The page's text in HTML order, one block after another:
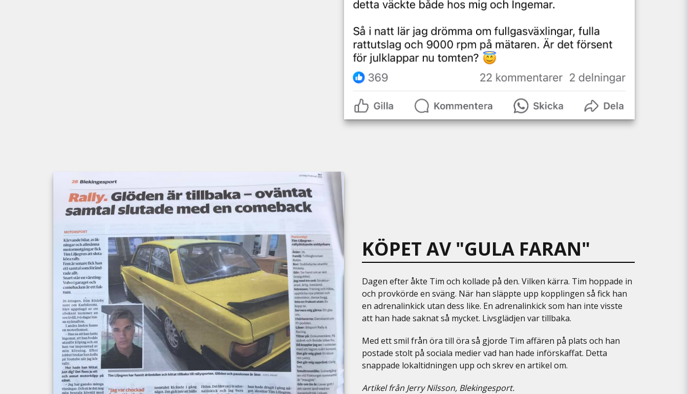
KÖPET AV "GULA FARAN"
Dagen efter åkte Tim och kollade på den. Vilken kärra. Tim hoppade in
och provkörde en sväng. När han släppte upp kopplingen så fick han
en adrenalinkick utan dess like. En adrenalinkick som han inte visste
att han hade saknat så mycket. Livsglädjen var tillbaka.
Med ett smil från öra till öra så gjorde Tim affären på plats och han
postade stolt på sociala medier vad han hade införskaffat. Detta
snappade lokaltidningen upp och skrev en artikel om.
Artikel från Jerry Nilsson, Blekingesport.